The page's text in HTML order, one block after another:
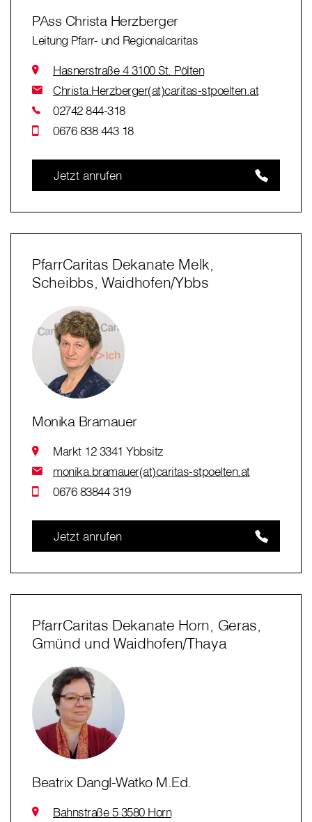
PAss Christa Herzberger
Leitung Pfarr- und Regionalcaritas
Hasnerstraße 4 3100 St. Pölten
Christa.Herzberger(at)caritas-stpoelten.at
02742 844-318
0676 838 443 18
Jetzt anrufen
PfarrCaritas Dekanate Melk,
Scheibbs, Waidhofen/Ybbs
Monika Bramauer
Markt 12 3341 Ybbsitz
monika.bramauer(at)caritas-stpoelten.at
0676 83844 319
Jetzt anrufen
PfarrCaritas Dekanate Horn, Geras,
Gmünd und Waidhofen/Thaya
Beatrix Dangl-Watko M.Ed.
Bahnstraße 5 3580 Horn